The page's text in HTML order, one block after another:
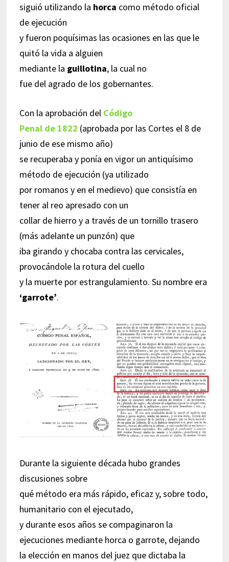
siguió utilizando la horca como método oficial
de ejecución
y fueron poquísimas las ocasiones en las que le
quitó la vida a alguien
mediante la guillotina, la cual no
fue del agrado de los gobernantes.
Con la aprobación del Código
Penal de 1822 (aprobada por las Cortes el 8 de
junio de ese mismo año)
se recuperaba y ponía en vigor un antiquísimo
método de ejecución (ya utilizado
por romanos y en el medievo) que consistía en
tener al reo apresado con un
collar de hierro y a través de un tornillo trasero
(más adelante un punzón) que
iba girando y chocaba contra las cervicales,
provocándole la rotura del cuello
y la muerte por estrangulamiento. Su nombre era
‘garrote’.
Durante la siguiente década hubo grandes
discusiones sobre
qué método era más rápido, eficaz y, sobre todo,
humanitario con el ejecutado,
y durante esos años se compaginaron la
ejecuciones mediante horca o garrote, dejando
la elección en manos del juez que dictaba la